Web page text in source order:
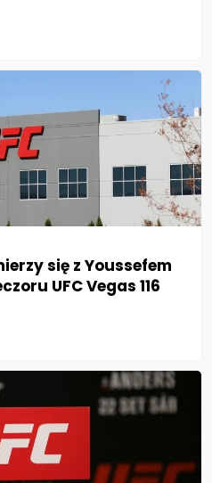
się z Youssefem
UFC Vegas 116